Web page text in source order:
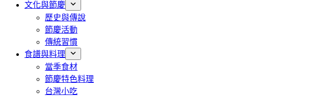
文化與節慶
歷史與傳說
節慶活動
傳統習慣
食譜與料理
當季食材
節慶特色料理
台灣小吃